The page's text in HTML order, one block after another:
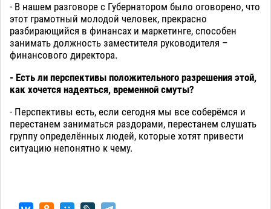
- В нашем разговоре с Губернатором было оговорено, что
этот грамотный молодой человек, прекрасно
разбирающийся в финансах и маркетинге, способен
занимать должность заместителя руководителя –
финансового директора.
- Есть ли перспективы положительного разрешения этой,
как хочется надеяться, временной смуты?
- Перспективы есть, если сегодня мы все соберёмся и
перестанем заниматься раздорами, перестанем слушать
группу определённых людей, которые хотят привести
ситуацию непонятно к чему.